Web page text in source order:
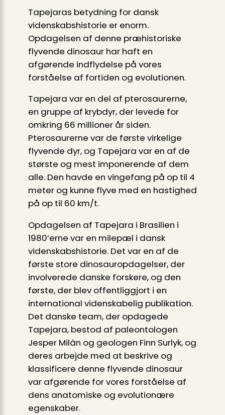
Tapejaras betydning for dansk
videnskabshistorie er enorm.
Opdagelsen af denne præhistoriske
flyvende dinosaur har haft en
afgørende indflydelse på vores
forståelse af fortiden og evolutionen.
Tapejara var en del af pterosaurerne,
en gruppe af krybdyr, der levede for
omkring 66 millioner år siden.
Pterosaurerne var de første virkelige
flyvende dyr, og Tapejara var en af de
største og mest imponerende af dem
alle. Den havde en vingefang på op til 4
meter og kunne flyve med en hastighed
på op til 60 km/t.
Opdagelsen af Tapejara i Brasilien i
1980’erne var en milepæl i dansk
videnskabshistorie. Det var en af de
første store dinosauropdagelser, der
involverede danske forskere, og den
første, der blev offentliggjort i en
international videnskabelig publikation.
Det danske team, der opdagede
Tapejara, bestod af paleontologen
Jesper Milàn og geologen Finn Surlyk, og
deres arbejde med at beskrive og
klassificere denne flyvende dinosaur
var afgørende for vores forståelse af
dens anatomiske og evolutionære
egenskaber.